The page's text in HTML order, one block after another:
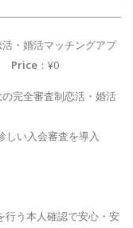
活・婚活マッチングアプ
Price ：¥0
の完全審査制恋活・婚活
しい入会審査を導入
行う本人確認で安心・安